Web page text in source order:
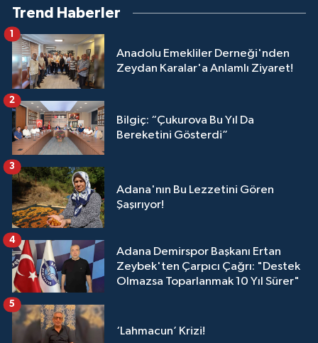
Trend Haberler
Anadolu Emekliler Derneği'nden
Zeydan Karalar'a Anlamlı Ziyaret!
1
Bilgiç: “Çukurova Bu Yıl Da
Bereketini Gösterdi”
2
Adana'nın Bu Lezzetini Gören
Şaşırıyor!
3
Adana Demirspor Başkanı Ertan
Zeybek'ten Çarpıcı Çağrı: "Destek
Olmazsa Toparlanmak 10 Yıl Sürer"
4
‘Lahmacun’ Krizi!
5